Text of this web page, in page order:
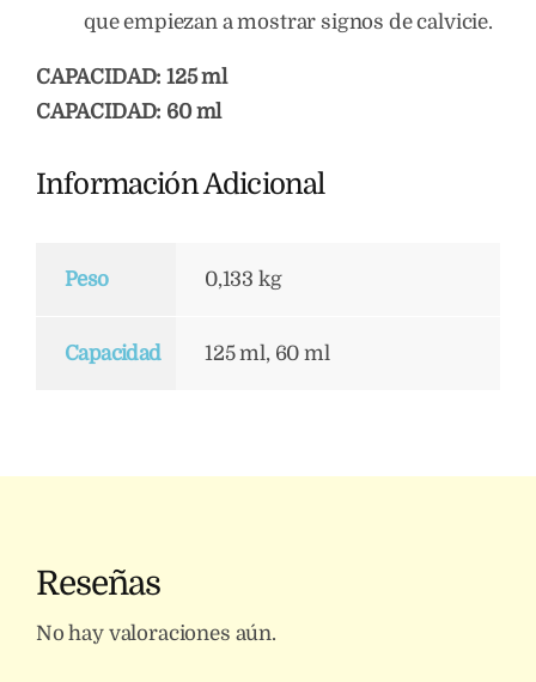
que empiezan a mostrar signos de calvicie.
CAPACIDAD: 125 ml
CAPACIDAD: 60 ml
Información Adicional
Peso 0,133 kg
Capacidad 125 ml, 60 ml
Reseñas
No hay valoraciones aún.